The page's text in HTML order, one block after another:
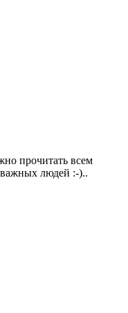
прочитать всем
людей :-)..